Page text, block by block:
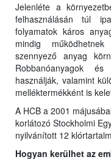
Jelenléte a
felhasználásán túl
folyamatok káros
mindig
szennyező anyag
Robbanóanyagok
használják, valamint
melléktermékként is
A HCB a 2001
korlátozó Stockholmi
nyilvánított 12
Hogyan kerülhet az